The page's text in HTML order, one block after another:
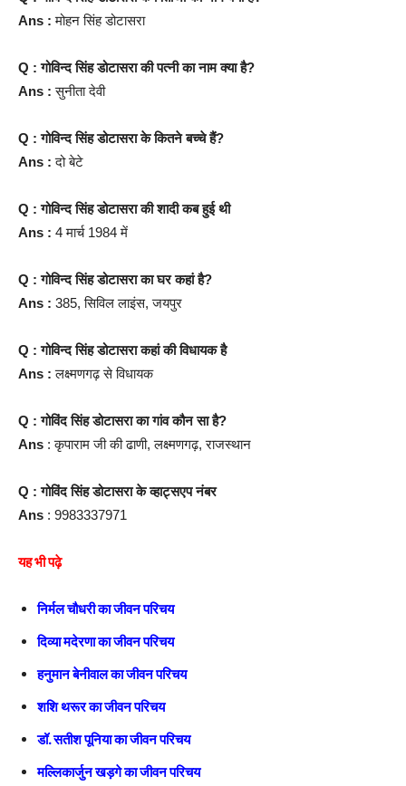
Ans : मोहन सिंह डोटासरा
Q : गोविन्द सिंह डोटासरा की पत्नी का नाम क्या है?
Ans : सुनीता देवी
Q : गोविन्द सिंह डोटासरा के कितने बच्चे हैं?
Ans : दो बेटे
Q : गोविन्द सिंह डोटासरा की शादी कब हुई थी
Ans : 4 मार्च 1984 में
Q : गोविन्द सिंह डोटासरा का घर कहां है?
Ans : 385, सिविल लाइंस, जयपुर
Q : गोविन्द सिंह डोटासरा कहां की विधायक है
Ans : लक्ष्मणगढ़ से विधायक
Q : गोविंद सिंह डोटासरा का गांव कौन सा है?
Ans : कृपाराम जी की ढाणी, लक्ष्मणगढ़, राजस्थान
Q : गोविंद सिंह डोटासरा के व्हाट्सएप नंबर
Ans : 9983337971
यह भी पढ़े
निर्मल चौधरी का जीवन परिचय
दिव्या मदेरणा का जीवन परिचय
हनुमान बेनीवाल का जीवन परिचय
शशि थरूर का जीवन परिचय
डॉ. सतीश पूनिया का जीवन परिचय
मल्लिकार्जुन खड़गे का जीवन परिचय